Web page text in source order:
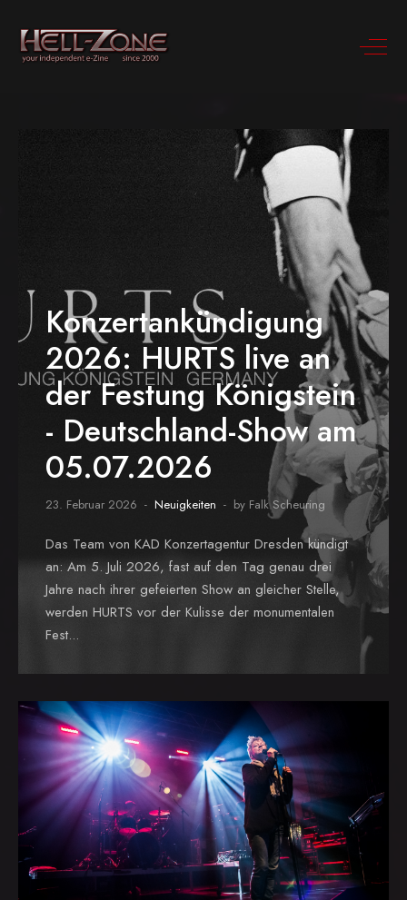
Konzertankündigung
2026: HURTS live an
der Festung Königstein
- Deutschland-Show am
05.07.2026
23. Februar 2026 Neuigkeiten by Falk Scheuring
Das Team von KAD Konzertagentur Dresden kündigt
an: Am 5. Juli 2026, fast auf den Tag genau drei
Jahre nach ihrer gefeierten Show an gleicher Stelle,
werden HURTS vor der Kulisse der monumentalen
Fest...